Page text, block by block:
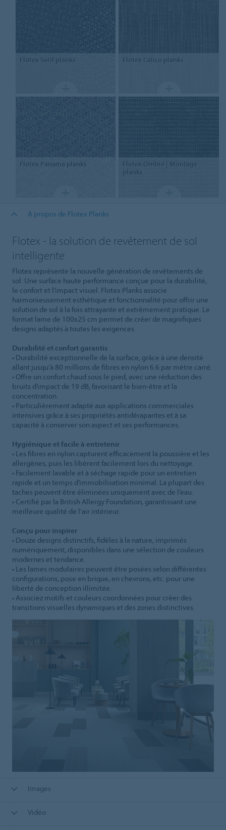
Flotex Serif planks Flotex Calico planks
Flotex Panama planks Flotex Ombré | Montage
planks
À propos de Flotex Planks
Flotex - la solution de revêtement de sol
intelligente
Flotex représente la nouvelle génération de revêtements de
sol. Une surface haute performance conçue pour la durabilité,
le confort et l’impact visuel. Flotex Planks associe
harmonieusement esthétique et fonctionnalité pour offrir une
solution de sol à la fois attrayante et extrêmement pratique. Le
format lame de 100x25 cm permet de créer de magnifiques
designs adaptés à toutes les exigences.
Durabilité et confort garantis
• Durabilité exceptionnelle de la surface, grâce à une densité
allant jusqu’à 80 millions de fibres en nylon 6.6 par mètre carré.
• Offre un confort chaud sous le pied, avec une réduction des
bruits d’impact de 19 dB, favorisant le bien-être et la
concentration.
• Particulièrement adapté aux applications commerciales
intensives grâce à ses propriétés antidérapantes et à sa
capacité à conserver son aspect et ses performances.
Hygiénique et facile à entretenir
• Les fibres en nylon capturent efficacement la poussière et les
allergènes, puis les libèrent facilement lors du nettoyage.
• Facilement lavable et à séchage rapide pour un entretien
rapide et un temps d’immobilisation minimal. La plupart des
taches peuvent être éliminées uniquement avec de l’eau.
• Certifié par la British Allergy Foundation, garantissant une
meilleure qualité de l’air intérieur.
Conçu pour inspirer
• Douze designs distinctifs, fidèles à la nature, imprimés
numériquement, disponibles dans une sélection de couleurs
modernes et tendance.
• Les lames modulaires peuvent être posées selon différentes
configurations, pose en brique, en chevrons, etc. pour une
liberté de conception illimitée.
• Associez motifs et couleurs coordonnées pour créer des
transitions visuelles dynamiques et des zones distinctives.
Images
Vidéo